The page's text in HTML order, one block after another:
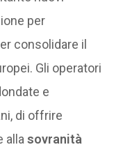
per
consolidare il
Gli operatori
e
di offrire
allasovranità